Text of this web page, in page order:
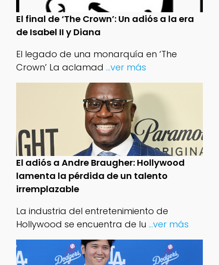
El final de ‘The Crown’: Un adiós a la era
de Isabel II y Diana
El legado de una monarquía en ‘The
Crown’ La aclamad ...ver más
El adiós a Andre Braugher: Hollywood
lamenta la pérdida de un talento
irremplazable
La industria del entretenimiento de
Hollywood se encuentra de lu ...ver más